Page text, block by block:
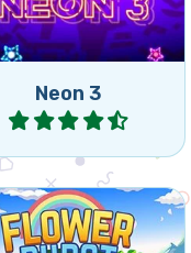
Neon 3
Jugar
rompecabezas de
con 3 flores.